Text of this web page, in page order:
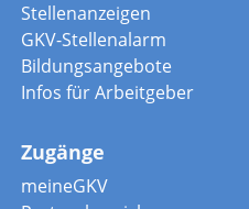
Stellenanzeigen
GKV-Stellenalarm
Bildungsangebote
Infos für Arbeitgeber
Zugänge
meineGKV